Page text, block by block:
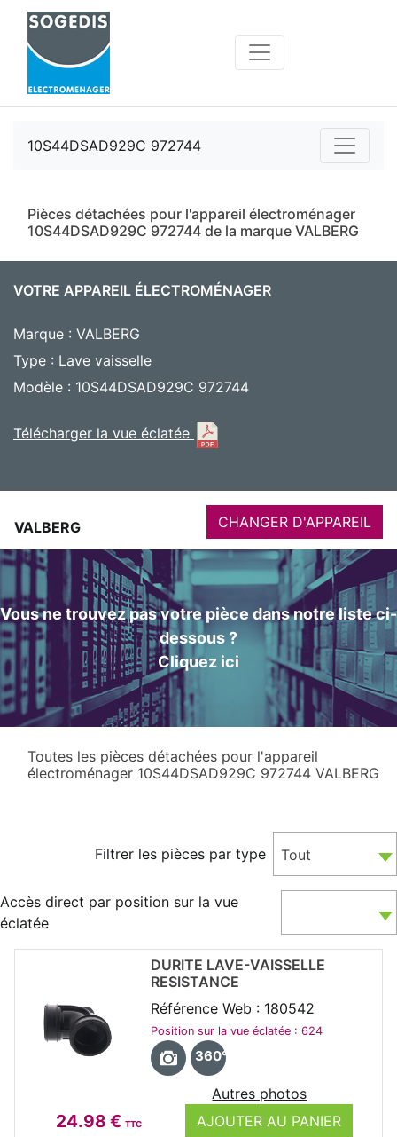
10S44DSAD929C 972744
Pièces détachées pour l'appareil électroménager
10S44DSAD929C 972744 de la marque VALBERG
VOTRE APPAREIL ÉLECTROMÉNAGER
Marque : VALBERG
Type : Lave vaisselle
Modèle : 10S44DSAD929C 972744
Télécharger la vue éclatée
VALBERG CHANGER D'APPAREIL
Vous ne trouvez pas votre pièce dans notre liste ci-
dessous ?
Cliquez ici
Toutes les pièces détachées pour l'appareil
électroménager 10S44DSAD929C 972744 VALBERG
Filtrer les pièces par type Tout
Accès direct par position sur la vue
éclatée
24.98 € TTC
AJOUTER AU PANIER
DURITE LAVE-VAISSELLE
RESISTANCE
Référence Web : 180542
Position sur la vue éclatée : 624
360°
Autres photos